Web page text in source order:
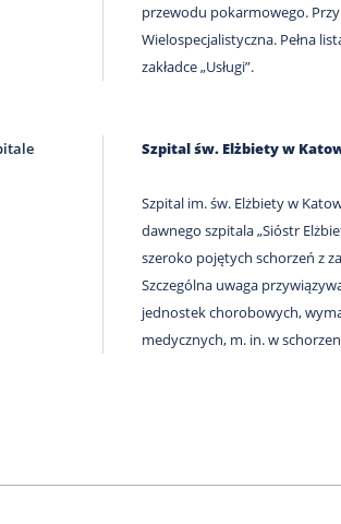
przewodu pokarmowego.
Wielospecjalistyczna. Pełna
zakładce „Usługi”.
Szpital św. Elżbiety w
Szpital im. św. Elżbiety w
dawnego szpitala „Sióstr
szeroko pojętych schorzeń z
Szczególna uwaga
jednostek chorobowych,
medycznych, m. in. w